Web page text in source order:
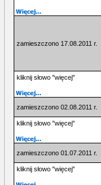
zamieszczono 17.08.2011 r.
kliknij słowo "więcej"
zamieszczono 02.08.2011 r.
kliknij słowo "więcej"
zamieszczono 01.07.2011 r.
kliknij słowo "więcej"